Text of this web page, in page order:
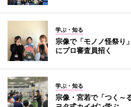
学ぶ・知る
宗像で「モノノ怪祭
にプロ審査員招く
学ぶ・知る
宗像・宮若で「つく